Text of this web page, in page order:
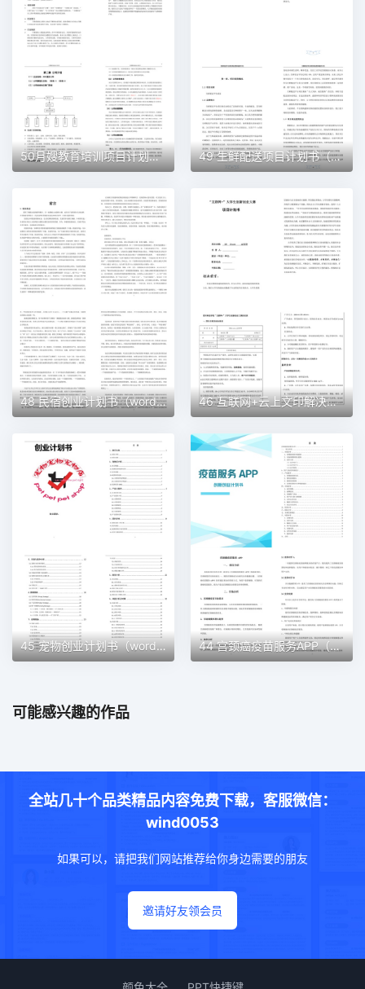
50月嫂教育培训项目计划书（word＋ppt配套）创业计划书word模板 49 生鲜配送项目计划书（word＋ppt配套）创业计划书word模板
48 民宿创业计划书（word＋ppt配套）创业计划书word模板 46 互联网+云上文印解决方案创业计划书（word＋ppt配套）创业计划书word模板
45 宠物创业计划书（word＋ppt配套）创业计划书word模板 44 宫颈癌疫苗服务APP（word＋ppt配套）创业计划书word模板
可能感兴趣的作品
全站几十个品类精品内容免费下载，客服微信：
wind0053
如果可以，请把我们网站推荐给你身边需要的朋友
邀请好友领会员